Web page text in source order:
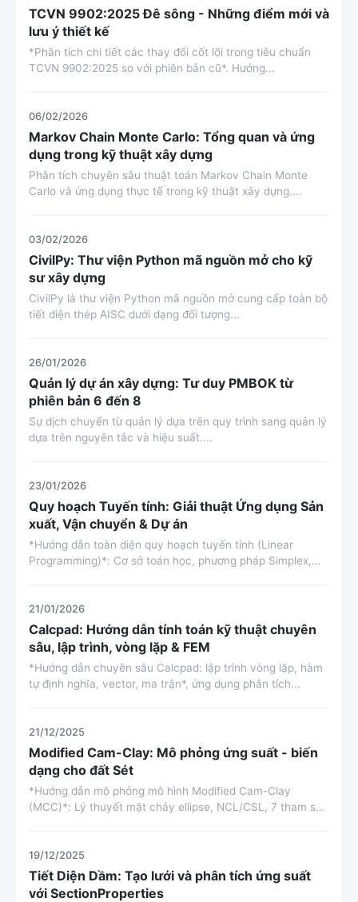
TCVN 9902:2025 Đê sông - Những điểm mới và
lưu ý thiết kế
*Phân tích chi tiết các thay đổi cốt lõi trong tiêu chuẩn
TCVN 9902:2025 so với phiên bản cũ*. Hướng...
06/02/2026
Markov Chain Monte Carlo: Tổng quan và ứng
dụng trong kỹ thuật xây dựng
Phân tích chuyên sâu thuật toán Markov Chain Monte
Carlo và ứng dụng thực tế trong kỹ thuật xây dựng....
03/02/2026
CivilPy: Thư viện Python mã nguồn mở cho kỹ
sư xây dựng
CivilPy là thư viện Python mã nguồn mở cung cấp toàn bộ
tiết diện thép AISC dưới dạng đối tượng...
26/01/2026
Quản lý dự án xây dựng: Tư duy PMBOK từ
phiên bản 6 đến 8
Sự dịch chuyển từ quản lý dựa trên quy trình sang quản lý
dựa trên nguyên tắc và hiệu suất....
23/01/2026
Quy hoạch Tuyến tính: Giải thuật Ứng dụng Sản
xuất, Vận chuyển & Dự án
*Hướng dẫn toàn diện quy hoạch tuyến tính (Linear
Programming)*: Cơ sở toán học, phương pháp Simplex,
21/01/2026
Calcpad: Hướng dẫn tính toán kỹ thuật chuyên
sâu, lập trình, vòng lặp & FEM
*Hướng dẫn chuyên sâu Calcpad: lập trình vòng lặp, hàm
tự định nghĩa, vector, ma trận*, ứng dụng phân tích...
21/12/2025
Modified Cam-Clay: Mô phỏng ứng suất - biến
dạng cho đất Sét
*Hướng dẫn mô phỏng mô hình Modified Cam-Clay
(MCC)*: Lý thuyết mặt chảy ellipse, NCL/CSL, 7 tham số
19/12/2025
Tiết Diện Dầm: Tạo lưới và phân tích ứng suất
với SectionProperties